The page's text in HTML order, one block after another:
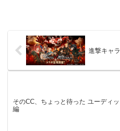
進撃キャ
そのCC、ちょっと待った ユーディッ
編